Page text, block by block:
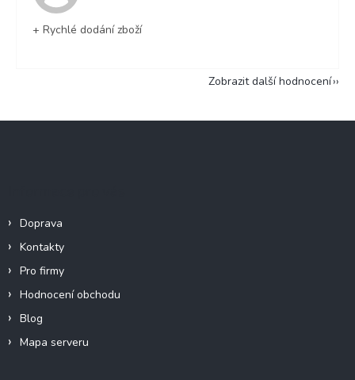
+ Rychlé dodání zboží
Zobrazit další hodnocení
Doprava
Kontakty
Pro firmy
Hodnocení obchodu
Blog
Mapa serveru